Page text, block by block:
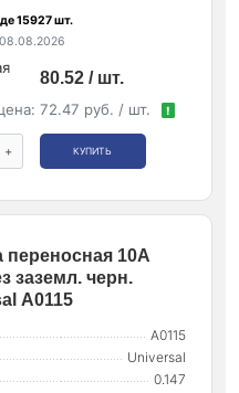
15927 шт.
80.52 / шт.
72.47 руб. / шт. !
+ КУПИТЬ
переносная 10А
заземл. черн.
А0115
А0115
Universal
0.147